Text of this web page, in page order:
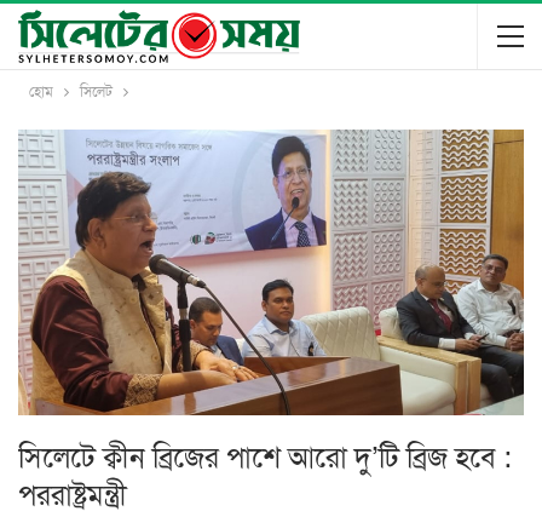
হোম সিলেট
সিলেটে ক্বীন ব্রিজের পাশে আরো দু’টি ব্রিজ হবে :
পররাষ্ট্রমন্ত্রী